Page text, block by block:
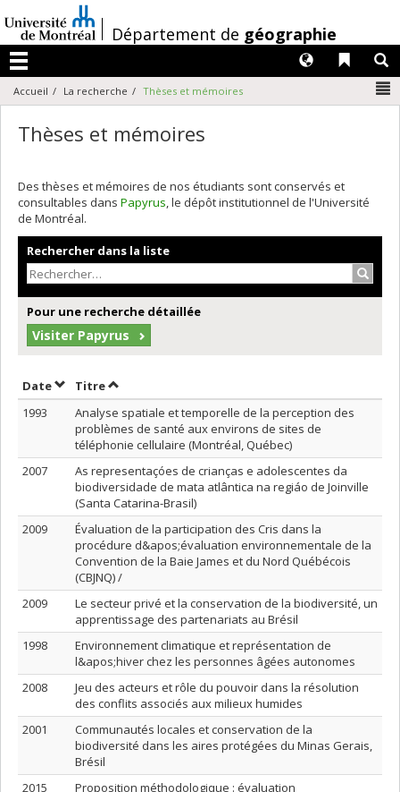
au
contenu
/Département de géographie
Menu
Liens
Langues
Accueil La recherche Thèses et mémoires
Thèses et mémoires
Des thèses et mémoires de nos étudiants sont conservés et
consultables dans Papyrus, le dépôt institutionnel de l'Université
de Montréal.
Rechercher dans la liste
Pour une recherche détaillée
Visiter Papyrus
DateTrier par date en ordre croissant
TitreTrier par titre en ordre croissant
1993
Analyse spatiale et temporelle de la perception des
problèmes de santé aux environs de sites de
téléphonie cellulaire (Montréal, Québec)
2007
As representaçóes de crianças e adolescentes da
biodiversidade de mata atlântica na regiáo de Joinville
(Santa Catarina-Brasil)
2009
Évaluation de la participation des Cris dans la
procédure d&apos;évaluation environnementale de la
Convention de la Baie James et du Nord Québécois
(CBJNQ) /
2009
Le secteur privé et la conservation de la biodiversité, un
apprentissage des partenariats au Brésil
1998
Environnement climatique et représentation de
l&apos;hiver chez les personnes âgées autonomes
2008
Jeu des acteurs et rôle du pouvoir dans la résolution
des conflits associés aux milieux humides
2001
Communautés locales et conservation de la
biodiversité dans les aires protégées du Minas Gerais,
Brésil
2015
Proposition méthodologique : évaluation